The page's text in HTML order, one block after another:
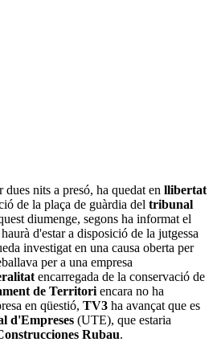
dues nits a presó, ha quedat en llibertat
de la plaça de guàrdia del tribunal
diumenge, segons ha informat el
d'estar a disposició de la jutgessa
investigat en una causa oberta per
per a una empresa
encarregada de la conservació de
de Territori encara no ha
en qüestió, TV3 ha avançat que es
d'Empreses (UTE), que estaria
Rubau.